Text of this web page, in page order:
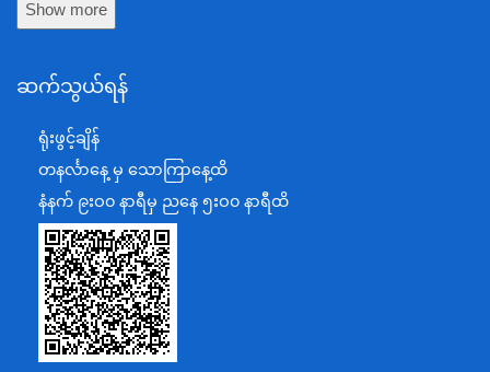
ကာကွယ်ရေးဝန်ကြီးဌာန
စီမံကိန်း၊ဘဏ္ဍာရေးနှင့်စက်မှုဝန်ကြီးဌာန
ရင်းနှီးမြှုပ်နှံမှုနှင့် နိုင်ငံခြားစီးပွားဆက်သွယ်ရေးဝန်ကြီးဌာန
အပြည်ပြည်ဆိုင်ရာပူးပေါင်းဆောင်ရွက်ရေးဝန်ကြီးဌာန
ပြန်ကြားရေးဝန်ကြီးဌာန
သာသနာရေးနှင့် ယဉ်ကျေးမှုဝန်ကြီးဌာန
စိုက်ပျိုးရေး၊မွေးမြူရေးနှင့်ဆည်မြောင်းဝန်ကြီးဌာန
ပို့ဆောင်ရေးနှင့်ဆက်သွယ်ရေးဝန်ကြီးဌာန
သယံဇာတနှင့်ပတ်ဝန်းကျင်ထိန်းသိမ်းရေးဝန်ကြီးဌာန
Show more
ဆက်သွယ်ရန်
ရုံးဖွင့်ချိန်
တနင်္လာနေ့ မှ သောကြာနေ့ထိ
နံနက် ၉းဝ၀ နာရီမှ ညနေ ၅းဝ၀ နာရီထိ